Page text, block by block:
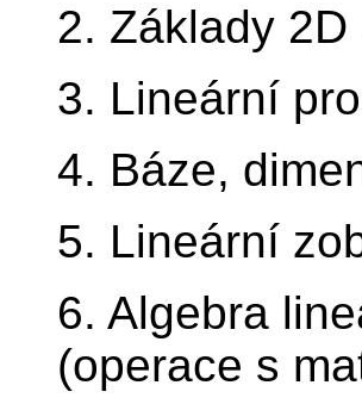
2. Základy
3. Lineární
4. Báze,
5. Lineární
6. Algebra
(operace s